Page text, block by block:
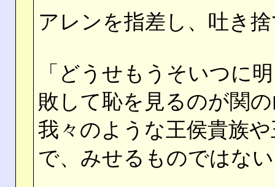
アレンを指差し、吐き
「どうせもうそいつに
敗して恥を見るのが関
我々のような王侯貴族
で、みせるものではな